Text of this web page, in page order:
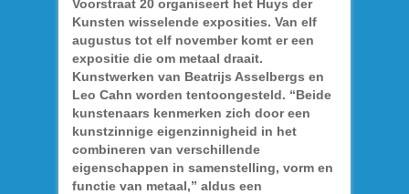
Voorstraat 20 organiseert het Huys der
Kunsten wisselende exposities. Van elf
augustus tot elf november komt er een
expositie die om metaal draait.
Kunstwerken van Beatrijs Asselbergs en
Leo Cahn worden tentoongesteld. “Beide
kunstenaars kenmerken zich door een
kunstzinnige eigenzinnigheid in het
combineren van verschillende
eigenschappen in samenstelling, vorm en
functie van metaal,” aldus een